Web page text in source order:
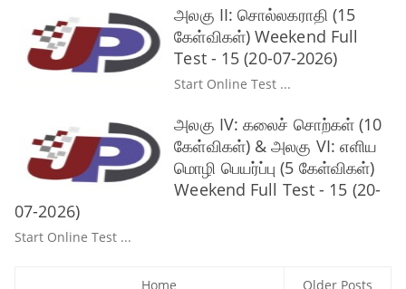
அலகு II: சொல்லகராதி (15
கேள்விகள்) Weekend Full
Test - 15 (20-07-2026)
Start Online Test ...
அலகு IV: கலைச் சொற்கள் (10
கேள்விகள்) & அலகு VI: எளிய
மொழி பெயர்ப்பு (5 கேள்விகள்)
Weekend Full Test - 15 (20-
07-2026)
Start Online Test ...
Older Posts
Home